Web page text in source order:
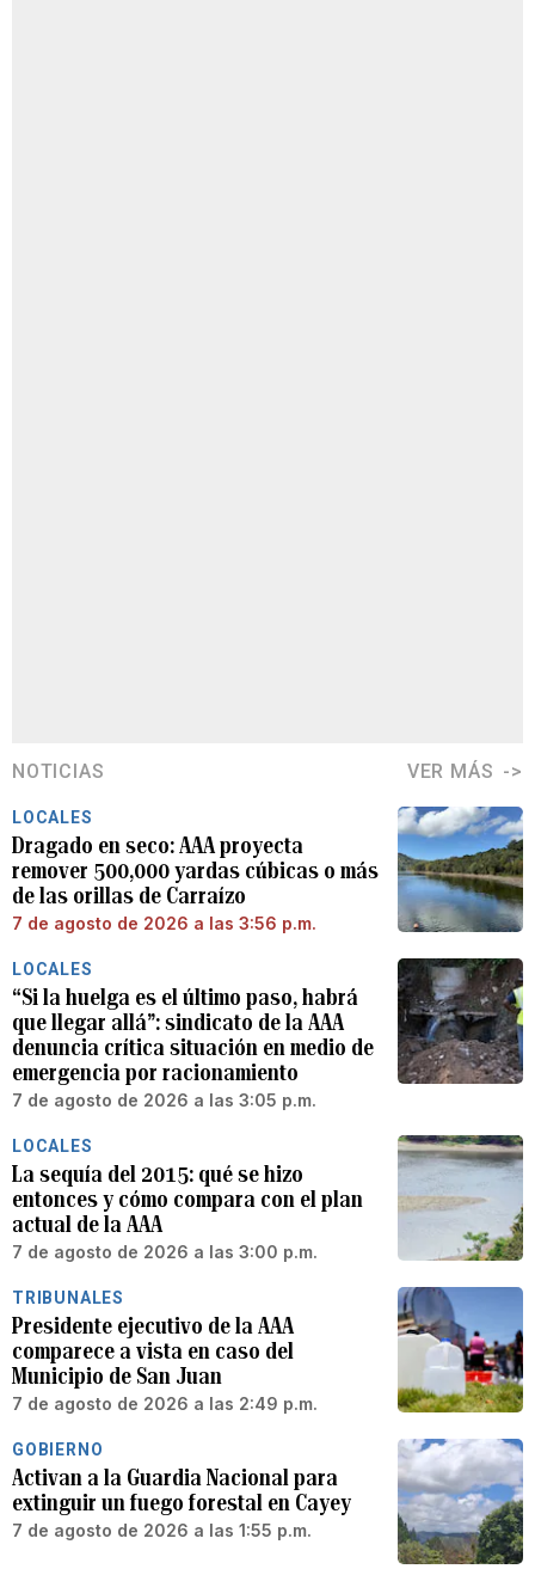
NOTICIAS VER MÁS
LOCALES
Dragado en seco: AAA proyecta
remover 500,000 yardas cúbicas o más
de las orillas de Carraízo
7 de agosto de 2026 a las 3:56 p.m.
LOCALES
“Si la huelga es el último paso, habrá
que llegar allá”: sindicato de la AAA
denuncia crítica situación en medio de
emergencia por racionamiento
7 de agosto de 2026 a las 3:05 p.m.
LOCALES
La sequía del 2015: qué se hizo
entonces y cómo compara con el plan
actual de la AAA
7 de agosto de 2026 a las 3:00 p.m.
TRIBUNALES
Presidente ejecutivo de la AAA
comparece a vista en caso del
Municipio de San Juan
7 de agosto de 2026 a las 2:49 p.m.
GOBIERNO
Activan a la Guardia Nacional para
extinguir un fuego forestal en Cayey
7 de agosto de 2026 a las 1:55 p.m.